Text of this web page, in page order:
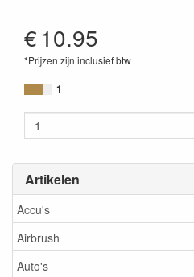
Artikelen
Accu's
Airbrush
Auto's
€10.95
*Prijzen zijn inclusief btw
1